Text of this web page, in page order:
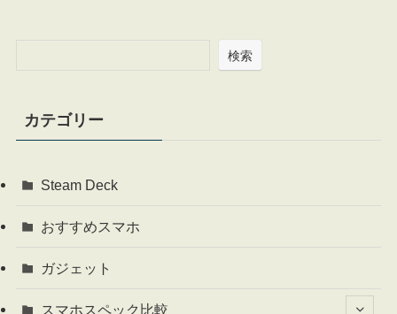
検索
カテゴリー
Steam Deck
おすすめスマホ
ガジェット
スマホスペック比較